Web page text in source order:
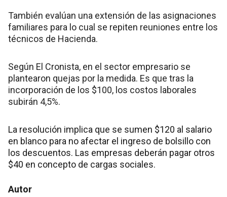
También evalúan una extensión de las asignaciones
familiares para lo cual se repiten reuniones entre los
técnicos de Hacienda.
Según El Cronista, en el sector empresario se
plantearon quejas por la medida. Es que tras la
incorporación de los $100, los costos laborales
subirán 4,5%.
La resolución implica que se sumen $120 al salario
en blanco para no afectar el ingreso de bolsillo con
los descuentos. Las empresas deberán pagar otros
$40 en concepto de cargas sociales.
Autor